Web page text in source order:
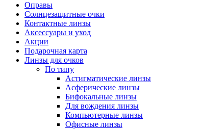
Оправы
Солнцезащитные очки
Контактные линзы
Аксессуары и уход
Акции
Подарочная карта
Линзы для очков
По типу
Астигматические линзы
Асферические линзы
Бифокальные линзы
Для вождения линзы
Компьютерные линзы
Офисные линзы